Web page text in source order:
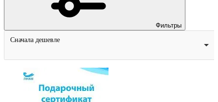
Фильтры
Сначала дешевле